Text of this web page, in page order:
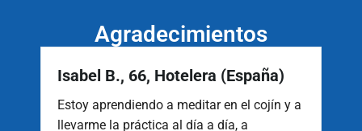
Agradecimientos
Isabel B., 66, Hotelera (España)
Estoy aprendiendo a meditar en el cojín y a
llevarme la práctica al día a día, a